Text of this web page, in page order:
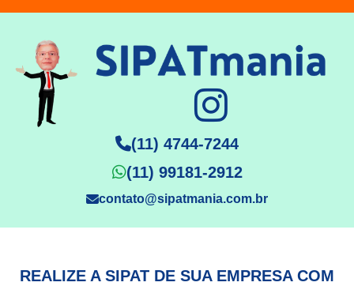
(11) 4744-7244
(11) 99181-2912
contato@sipatmania.com.br
REALIZE A SIPAT DE SUA EMPRESA COM